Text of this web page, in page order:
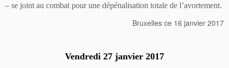
– se joint au combat pour une dépénalisation totale de l’avortement.
Bruxelles ce 16 janvier 2017
Vendredi 27 janvier 2017